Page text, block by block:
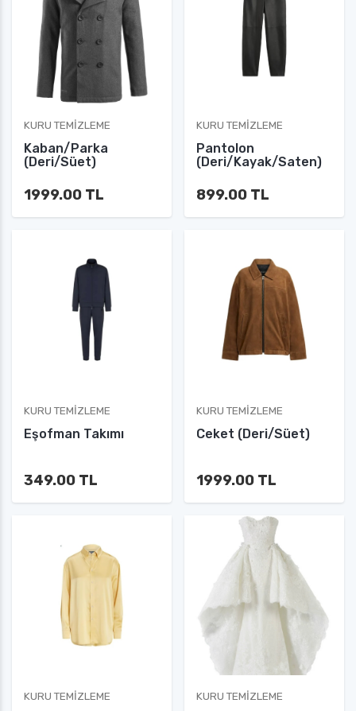
KURU TEMIZLEME
Kaban/Parka
(Deri/Süet)
1999.00 TL
KURU TEMIZLEME
Pantolon
(Deri/Kayak/Saten)
899.00 TL
KURU TEMIZLEME
Eşofman Takımı
349.00 TL
KURU TEMIZLEME
Ceket (Deri/Süet)
1999.00 TL
KURU TEMIZLEME KURU TEMIZLEME